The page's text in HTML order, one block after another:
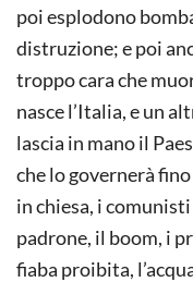
poi esplodono
distruzione; e poi
troppo cara che
nasce l’Italia, e un
lascia in mano il
che lo governerà
in chiesa, i comunisti
padrone, il boom, i
fiaba proibita,